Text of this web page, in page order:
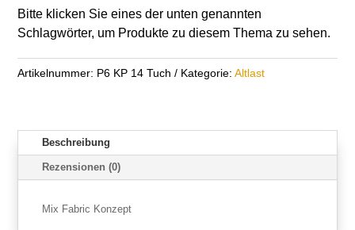
Bitte klicken Sie eines der unten genannten
Schlagwörter, um Produkte zu diesem Thema zu sehen.
Artikelnummer: P6 KP 14 Tuch Kategorie: Altlast
Beschreibung
Rezensionen (0)
Mix Fabric Konzept